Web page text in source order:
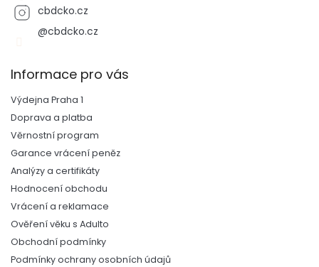
cbdcko.cz
@cbdcko.cz
Informace pro vás
Výdejna Praha 1
Doprava a platba
Věrnostní program
Garance vrácení peněz
Analýzy a certifikáty
Hodnocení obchodu
Vrácení a reklamace
Ověření věku s Adulto
Obchodní podmínky
Podmínky ochrany osobních údajů